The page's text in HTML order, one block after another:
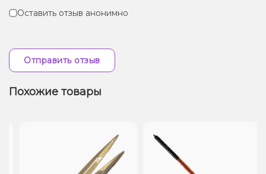
Оставить отзыв анонимно
Отправить отзыв
Похожие товары